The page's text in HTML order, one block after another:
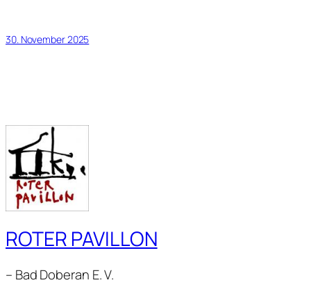
30. November 2025
ROTER PAVILLON
– Bad Doberan E. V.